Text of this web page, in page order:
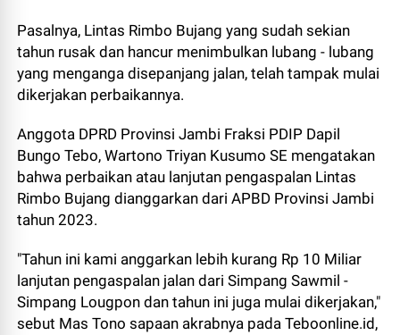
Pasalnya, Lintas Rimbo Bujang yang sudah sekian
tahun rusak dan hancur menimbulkan lubang - lubang
yang menganga disepanjang jalan, telah tampak mulai
dikerjakan perbaikannya.
Anggota DPRD Provinsi Jambi Fraksi PDIP Dapil
Bungo Tebo, Wartono Triyan Kusumo SE mengatakan
bahwa perbaikan atau lanjutan pengaspalan Lintas
Rimbo Bujang dianggarkan dari APBD Provinsi Jambi
tahun 2023.
"Tahun ini kami anggarkan lebih kurang Rp 10 Miliar
lanjutan pengaspalan jalan dari Simpang Sawmil -
Simpang Lougpon dan tahun ini juga mulai dikerjakan,"
sebut Mas Tono sapaan akrabnya pada Teboonline.id,